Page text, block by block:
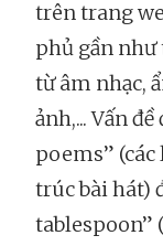
trên trang
phủ gần như
từ âm nhạc,
ảnh,... Vấn
poems”
trúc bài hát)
tablespoon”